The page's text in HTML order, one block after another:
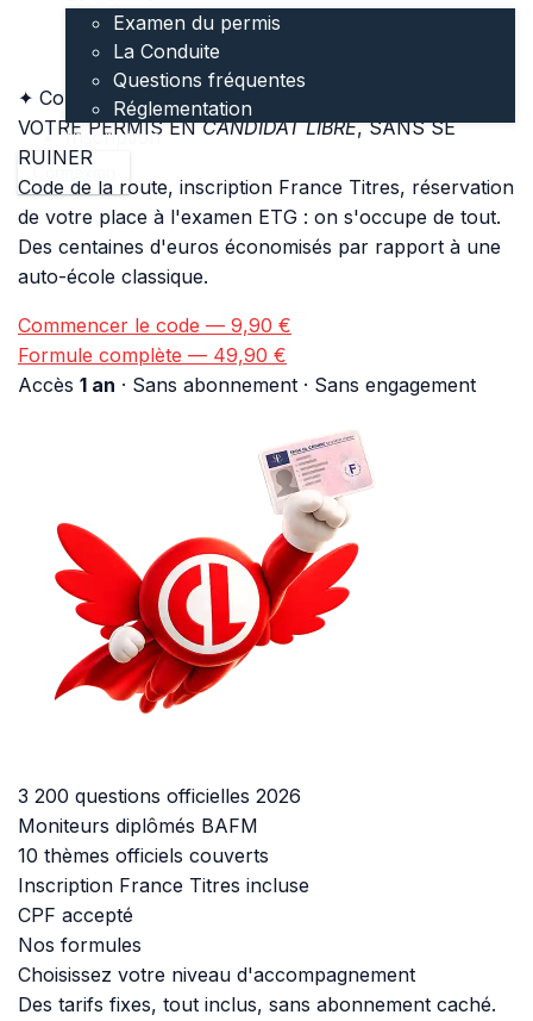
Examen du permis
La Conduite
Questions fréquentes
Réglementation
Inscription
✦ Conforme à l'examen ETG 2026
VOTRE PERMIS ENCANDIDAT LIBRE, SANS SE
RUINER
Code de la route, inscription France Titres, réservation
de votre place à l'examen ETG : on s'occupe de tout.
Des centaines d'euros économisés par rapport à une
auto-école classique.
Commencer le code — 9,90 €
Formule complète — 49,90 €
Accès 1 an · Sans abonnement · Sans engagement
3 200 questions officielles 2026
Moniteurs diplômés BAFM
10 thèmes officiels couverts
Inscription France Titres incluse
CPF accepté
Nos formules
Choisissez votre niveau d'accompagnement
Des tarifs fixes, tout inclus, sans abonnement caché.